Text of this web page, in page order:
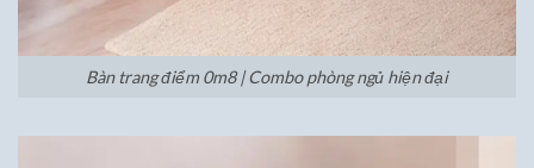
Bàn trang điểm 0m8 | Combo phòng ngủ hiện đại